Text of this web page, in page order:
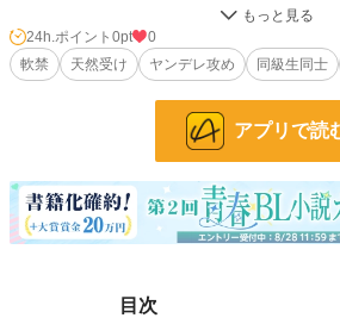
以前BLOVEで書いたもの再喝。
（内容がどストライクだったので）
ヤンデレスパダリ+イケメン残念同級生×天然可愛い
小さい頃からお屋敷に軟禁されている夏帆。
外の世界を知りたいと思いながら窓の外を見てい
そんな時外に連れ出してくれた同級生、悠太のこ
24h.ポイント 0pt
0
軟禁
天然受け ヤンデレ攻め 同級生同士
アプリで読
目次